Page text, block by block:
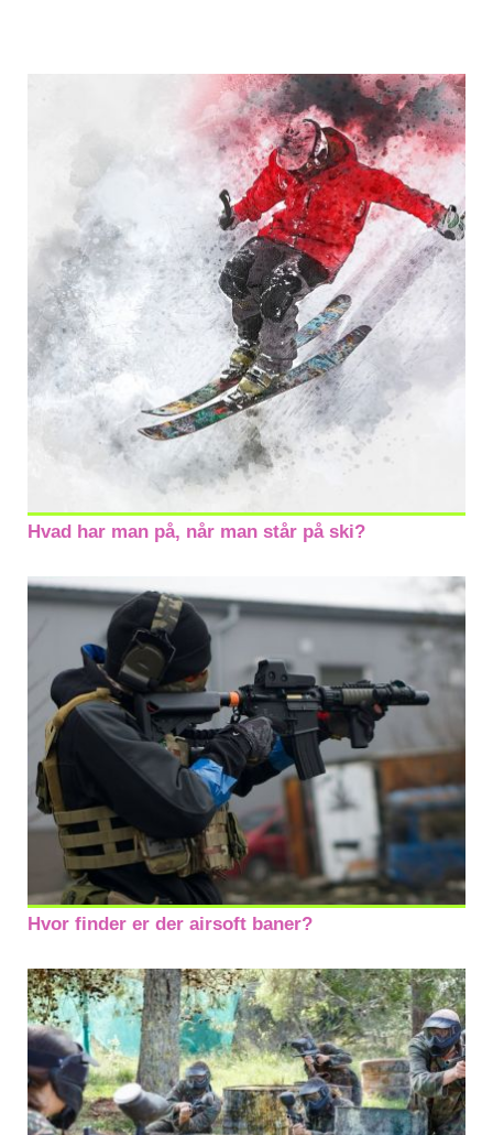
Hvad har man på, når man står på ski?
Hvor finder er der airsoft baner?